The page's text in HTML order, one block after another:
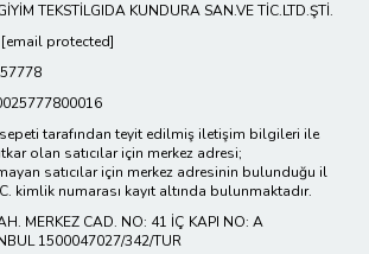
TEKSTİLGIDA KUNDURA SAN.VE TİC.LTD.ŞTİ.
[email protected]
tarafından teyit edilmiş iletişim bilgileri ile
olan satıcılar için merkez adresi;
satıcılar için merkez adresinin bulunduğu il
kimlik numarası kayıt altında bulunmaktadır.
MERKEZ CAD. NO: 41 İÇ KAPI NO: A
1500047027/342/TUR